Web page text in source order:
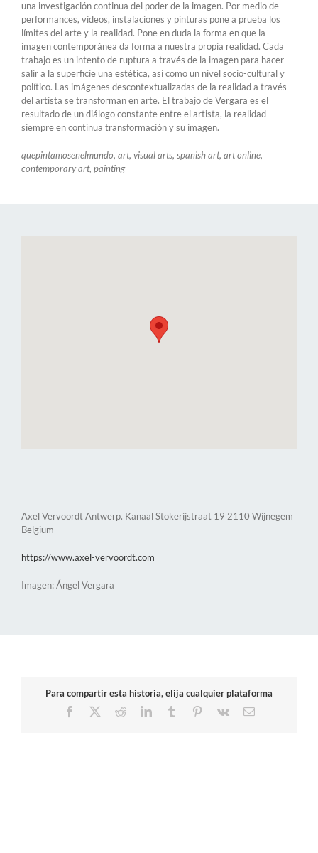
una investigación continua del poder de la imagen. Por medio de
performances, vídeos, instalaciones y pinturas pone a prueba los
límites del arte y la realidad. Pone en duda la forma en que la
imagen contemporánea da forma a nuestra propia realidad. Cada
trabajo es un intento de ruptura a través de la imagen para hacer
salir a la superficie una estética, así como un nivel socio-cultural y
político. Las imágenes descontextualizadas de la realidad a través
del artista se transforman en arte. El trabajo de Vergara es el
resultado de un diálogo constante entre el artista, la realidad
siempre en continua transformación y su imagen.
quepintamosenelmundo, art, visual arts, spanish art, art online,
contemporary art, painting
Axel Vervoordt Antwerp. Kanaal Stokerijstraat 19 2110 Wijnegem
Belgium
https://www.axel-vervoordt.com
Imagen: Ángel Vergara
Para compartir esta historia, elija cualquier plataforma
Facebook
RedditLinkedInTumblr Pinterest
Vk
Correo